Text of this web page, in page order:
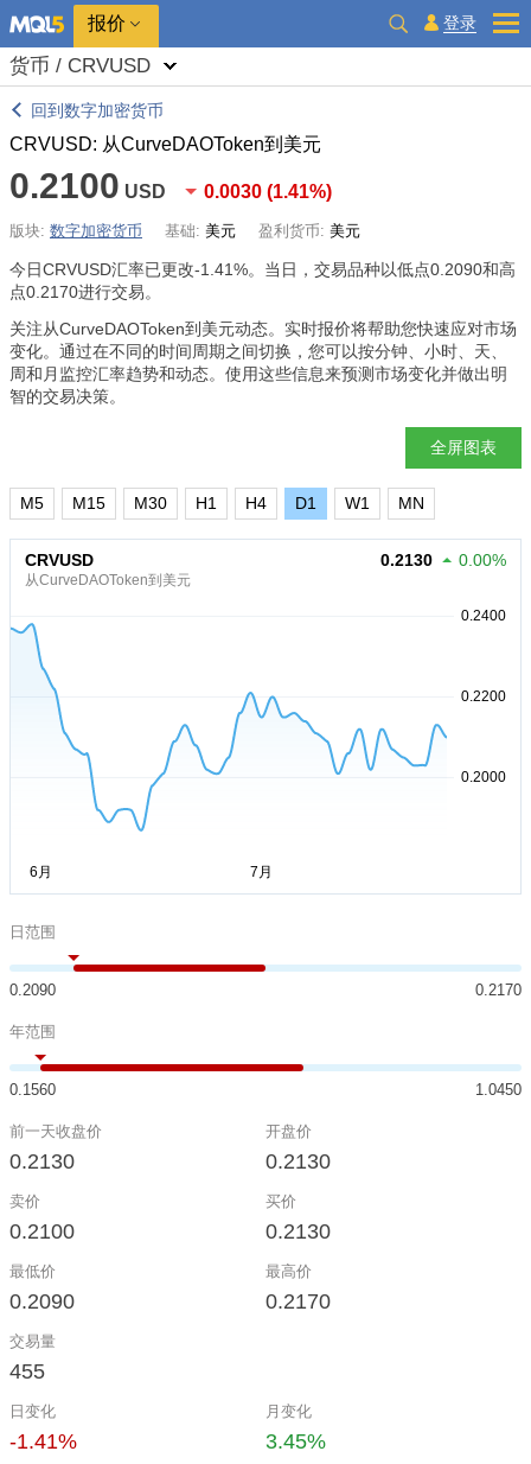
报价 登录
货币 / CRVUSD
回到数字加密货币
CRVUSD: 从CurveDAOToken到美元
0.2100 USD 0.0030 (1.41%)
版块: 数字加密货币 基础: 美元 盈利货币: 美元
今日CRVUSD汇率已更改-1.41%。当日，交易品种以低点0.2090和高
点0.2170进行交易。
关注从CurveDAOToken到美元动态。实时报价将帮助您快速应对市场
变化。通过在不同的时间周期之间切换，您可以按分钟、小时、天、
周和月监控汇率趋势和动态。使用这些信息来预测市场变化并做出明
智的交易决策。
全屏图表
M5 M15 M30 H1 H4 D1 W1 MN
CRVUSD
从CurveDAOToken到美元
0.2130 0.00%
日范围
0.2090 0.2170
年范围
0.1560 1.0450
前一天收盘价
0.2130
开盘价
0.2130
卖价
0.2100
买价
0.2130
最低价
0.2090
最高价
0.2170
交易量
455
日变化
-1.41%
月变化
3.45%